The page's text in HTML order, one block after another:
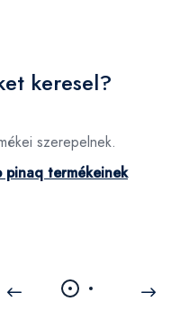
keresel?
szerepelnek.
pinaq termékeinek